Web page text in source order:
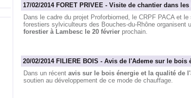
17/02/2014 FORET PRIVEE - Visite de chantier dans
Dans le cadre du projet Proforbiomed, le CRPF PACA et
forestiers sylviculteurs des Bouches-du-Rhône organisent
forestier à Lambesc le 20 févrierprochain.
20/02/2014 FILIERE BOIS - Avis de l'Ademe sur le
Dans un récent avis sur le bois énergie et la qualité de
soutien au développement de ce mode de chauffage.